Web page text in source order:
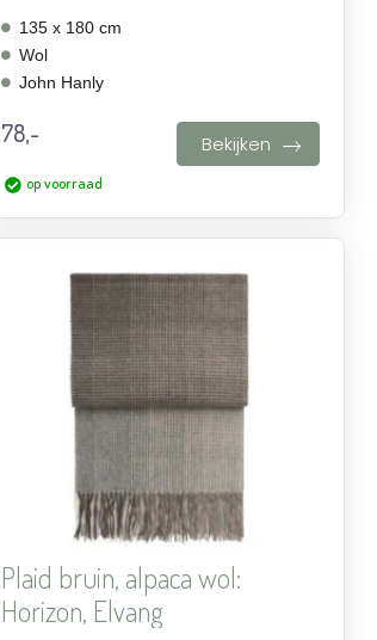
135 x 180 cm
Wol
John Hanly
78,- Bekijken
op voorraad
Plaid bruin, alpaca wol:
Horizon, Elvang